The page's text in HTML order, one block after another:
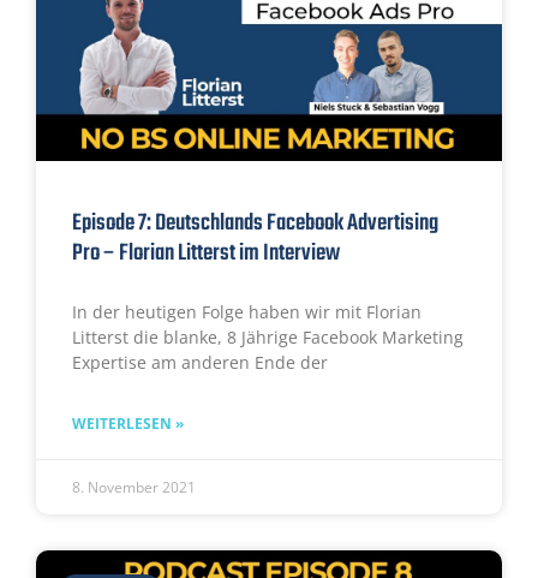
Episode 7: Deutschlands Facebook Advertising
Pro – Florian Litterst im Interview
In der heutigen Folge haben wir mit Florian
Litterst die blanke, 8 Jährige Facebook Marketing
Expertise am anderen Ende der
WEITERLESEN »
8. November 2021